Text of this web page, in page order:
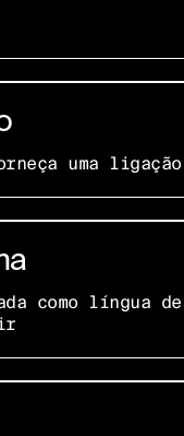
uma ligação
como língua